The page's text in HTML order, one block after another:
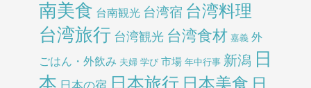
南美食 台南観光 台湾宿 台湾料理
台湾旅行 台湾観光 台湾食材 嘉義 外
ごはん・外飲み 夫婦 学び 市場 年中行事 新潟 日
本
日本旅行 日本美食 日